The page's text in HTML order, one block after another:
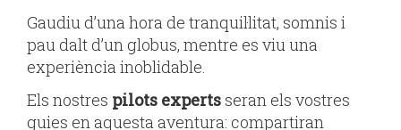
Gaudiu d’una hora de tranquil·litat, somnis i
pau dalt d’un globus, mentre es viu una
experiència inoblidable.
Els nostres pilots expertsseran els vostres
guies en aquesta aventura: compartiran